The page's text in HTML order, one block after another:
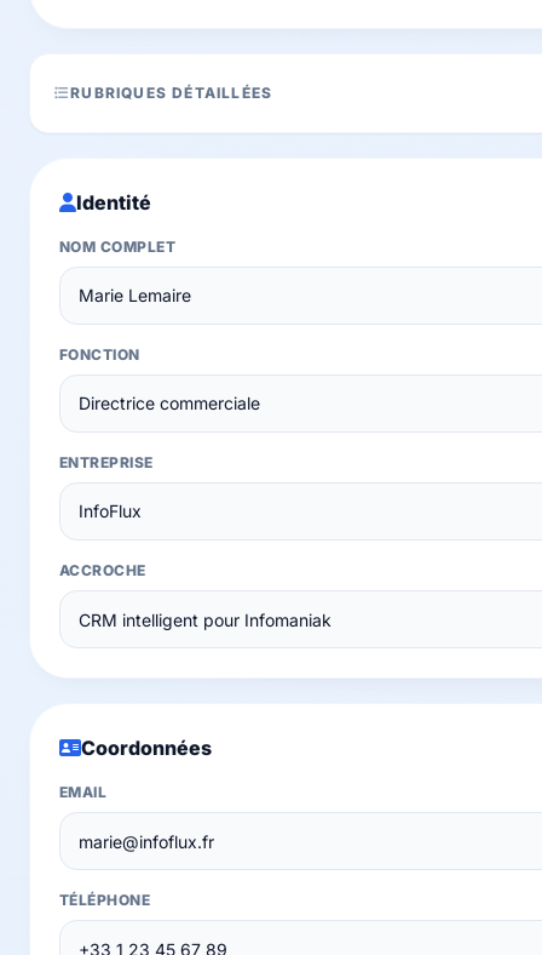
RUBRIQUES DÉTAILLÉES
Identité
NOM COMPLET
FONCTION
ENTREPRISE
ACCROCHE
Coordonnées
EMAIL
TÉLÉPHONE